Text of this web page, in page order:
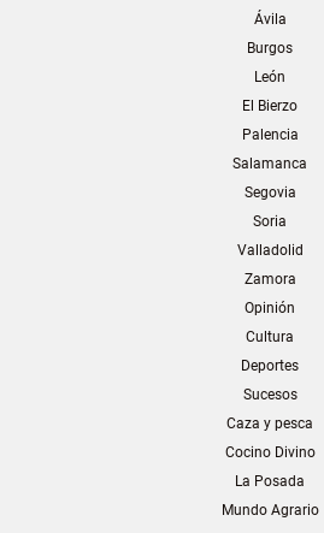
Ávila
Burgos
León
El Bierzo
Palencia
Salamanca
Segovia
Soria
Valladolid
Zamora
Opinión
Cultura
Deportes
Sucesos
Caza y pesca
Cocino Divino
La Posada
Mundo Agrario